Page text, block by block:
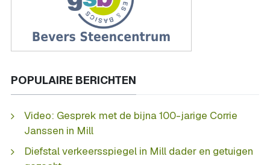
POPULAIRE BERICHTEN
Video: Gesprek met de bijna 100-jarige Corrie
Janssen in Mill
Diefstal verkeersspiegel in Mill dader en getuigen